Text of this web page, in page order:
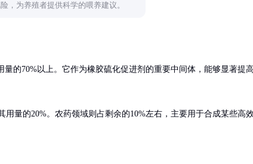
，为养殖者提供科学的喂养建议。
量的70%以上。它作为橡胶硫化促进剂的重要中间体，能够显著提
量的20%。农药领域则占剩余的10%左右，主要用于合成某些高